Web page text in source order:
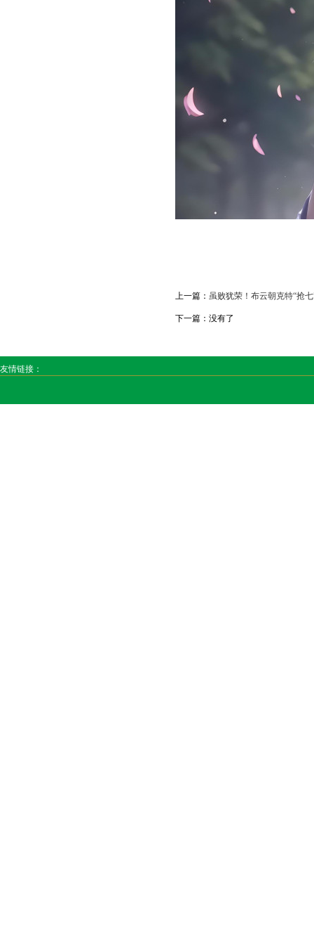
上一篇： 虽败犹荣！布云朝克特“抢
下一篇：没有了
友情链接：